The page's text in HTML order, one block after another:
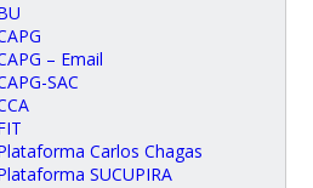
– Email
SAC
Carlos Chagas
SUCUPIRA